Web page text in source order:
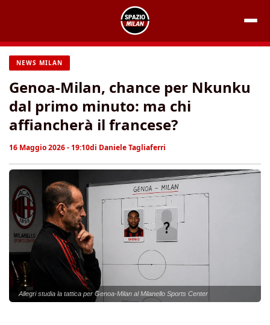
contenuto
NEWS MILAN
Genoa-Milan, chance per Nkunku
dal primo minuto: ma chi
affiancherà il francese?
16 Maggio 2026 - 19:10di Daniele Tagliaferri
Allegri studia la tattica per Genoa-Milan al Milanello Sports Center